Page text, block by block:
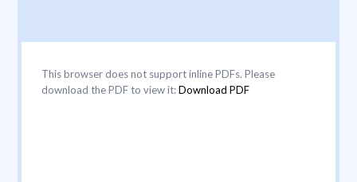
This browser does not support inline PDFs. Please
download the PDF to view it:Download PDF